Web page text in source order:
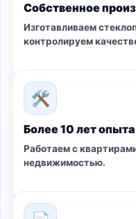
Собственное
Изготавливаем
контролируем
🛠
Более 10 лет опыта
Работаем с
недвижимостью.